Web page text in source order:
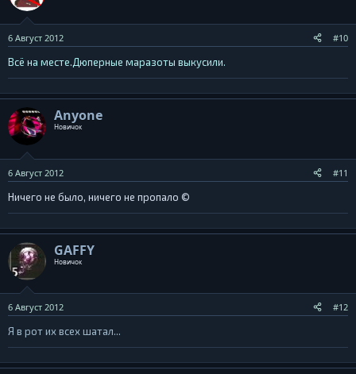
6 Август 2012 #10
Всё на месте.Дюперные маразоты выкусили.
Anyone
Новичок
6 Август 2012 #11
Ничего не было, ничего не пропало ©
GAFFY
Новичок
6 Август 2012 #12
Я в рот их всех шатал...